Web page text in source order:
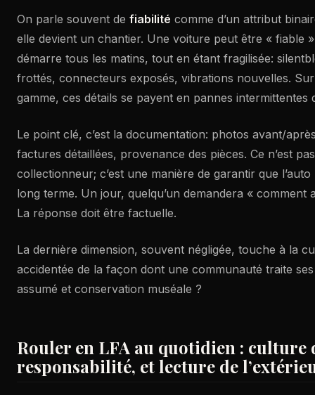
On parle souvent de fiabilité comme d’un attribut
elle devient un chantier. Une voiture peut être « fiable
démarre tous les matins, tout en étant fragilisée:
frottés, connecteurs exposés, vibrations nouvelles.
gamme, ces détails se payent en pannes intermittentes
Le point clé, c’est la documentation: photos avant/
factures détaillées, provenance des pièces. Ce n’est
collectionneur; c’est une manière de garantir que
long terme. Un jour, quelqu’un demandera « comment
La réponse doit être factuelle.
La dernière dimension, souvent négligée, touche à la
accidentée de la façon dont une communauté traite
assumé et conservation muséale ?
Rouler en LFA au quotidien : culture
responsabilité, et lecture de